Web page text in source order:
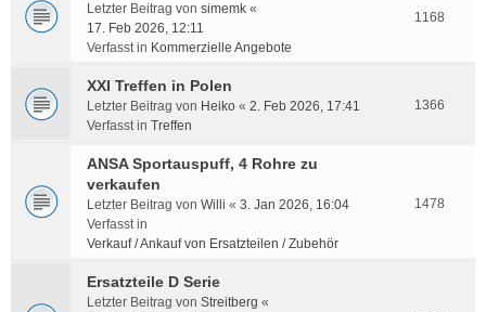
Letzter Beitrag von simemk «
17. Feb 2026, 12:11
Verfasst in Kommerzielle Angebote
1168
XXI Treffen in Polen
Letzter Beitrag von Heiko « 2. Feb 2026, 17:41
Verfasst in Treffen
1366
ANSA Sportauspuff, 4 Rohre zu
verkaufen
Letzter Beitrag von Willi « 3. Jan 2026, 16:04
Verfasst in
Verkauf / Ankauf von Ersatzteilen / Zubehör
1478
Ersatzteile D Serie
Letzter Beitrag von Streitberg «